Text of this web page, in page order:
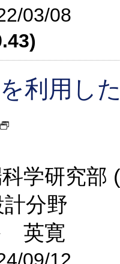
03/08
利用し
科学研究
分野
英寛